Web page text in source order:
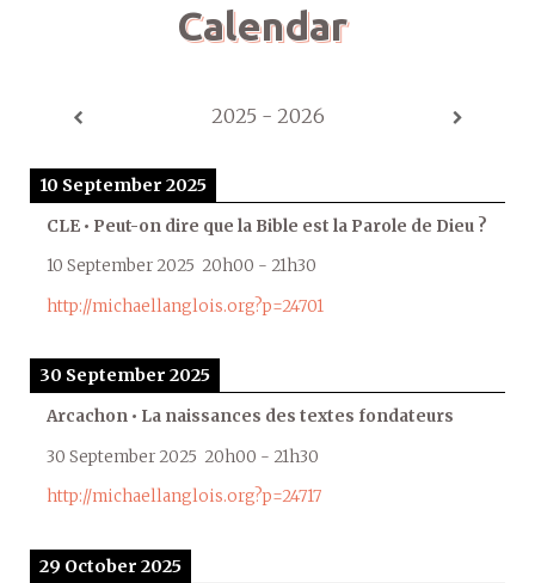
Calendar
2025 - 2026
10 September 2025
CLE • Peut-on dire que la Bible est la Parole de Dieu ?
10 September 2025 20h00 - 21h30
http://michaellanglois.org?p=24701
30 September 2025
Arcachon • La naissances des textes fondateurs
30 September 2025 20h00 - 21h30
http://michaellanglois.org?p=24717
29 October 2025